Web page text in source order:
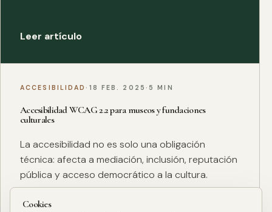
Leer artículo
ACCESIBILIDAD · 18 FEB. 2025 · 5 MIN
Accesibilidad WCAG 2.2 para museos y fundaciones
culturales
La accesibilidad no es solo una obligación
técnica: afecta a mediación, inclusión, reputación
pública y acceso democrático a la cultura.
Cookies